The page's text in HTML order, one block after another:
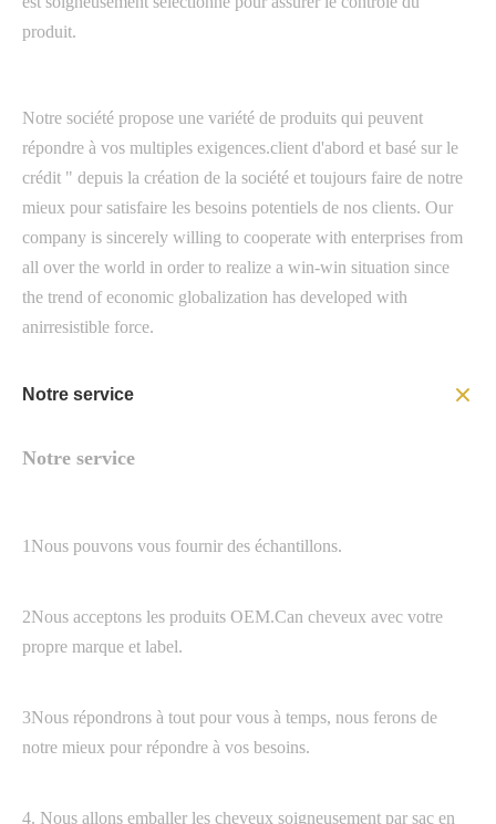
produit.
Notre société propose une variété de produits qui peuvent
répondre à vos multiples exigences.client d'abord et basé sur le
crédit " depuis la création de la société et toujours faire de notre
mieux pour satisfaire les besoins potentiels de nos clients. Our
company is sincerely willing to cooperate with enterprises from
all over the world in order to realize a win-win situation since
the trend of economic globalization has developed with
anirresistible force.
Notre service
Notre service
1Nous pouvons vous fournir des échantillons.
2Nous acceptons les produits OEM.Can cheveux avec votre
propre marque et label.
3Nous répondrons à tout pour vous à temps, nous ferons de
notre mieux pour répondre à vos besoins.
4. Nous allons emballer les cheveux soigneusement par sac en